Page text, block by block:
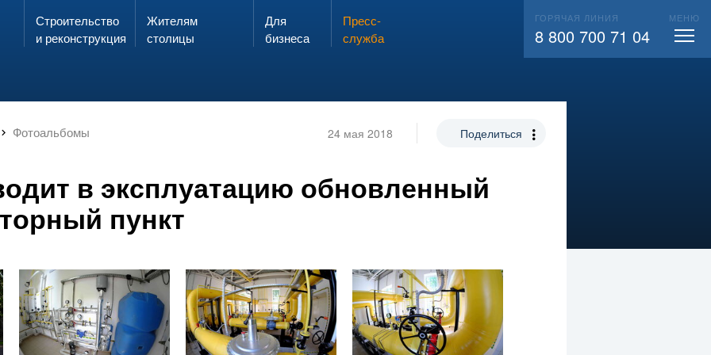
Запах газа?
ЗВОНИ 104 ВЫЗВАТЬ СЛЕСАРЯ
Строительство
и реконструкция
Жителям
столицы
Для
бизнеса
Пресс-
служба
ГОРЯЧАЯ ЛИНИЯ
8 800 700 71 04
МЕНЮ
Фотоальбомы 24 мая 2018 Поделиться
в эксплуатацию обновленный
пункт